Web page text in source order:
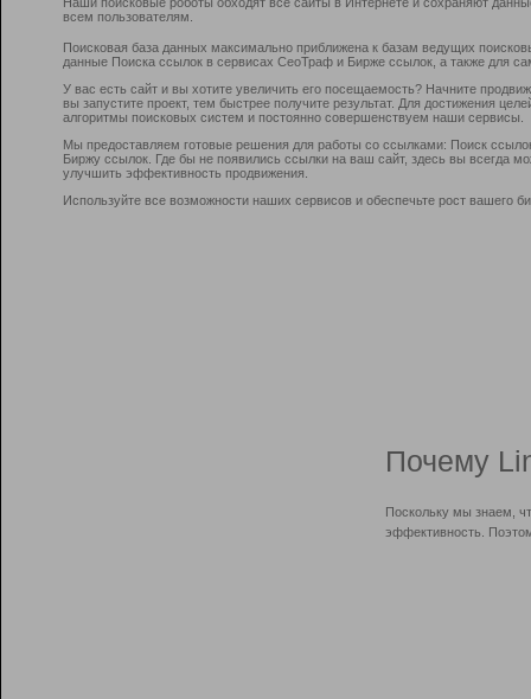
всем пользователям.
Поисковая база данных максимально приближена к базам ведущих
данные Поиска ссылок в сервисах СеоТраф и Бирже ссылок, а также для
У вас есть сайт и вы хотите увеличить его посещаемость? Начните
вы запустите проект, тем быстрее получите результат. Для достижения
алгоритмы поисковых систем и постоянно совершенствуем наши сервисы.
Мы предоставляем готовые решения для работы со ссылками: Поиск
Биржу ссылок. Где бы не появились ссылки на ваш сайт, здесь вы всегда
улучшить эффективность продвижения.
Используйте все возможности наших сервисов и обеспечьте рост вашего
Почему
Поскольку мы знаем,
эффективность.